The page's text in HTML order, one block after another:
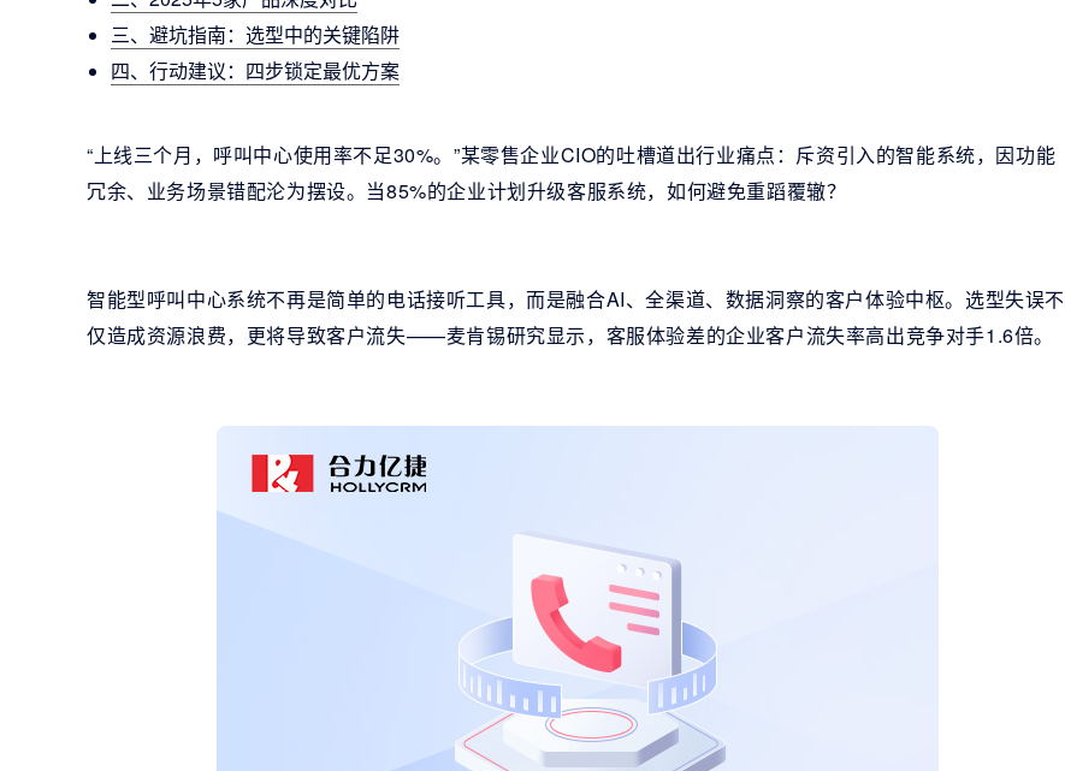
三、避坑指南：选型中的关键陷阱
四、行动建议：四步锁定最优方案
“上线三个月，呼叫中心使用率不足30%。”某零售企业CIO的吐槽道出行业痛点：斥资引入的智能系统，因功能
冗余、业务场景错配沦为摆设。当85%的企业计划升级客服系统，如何避免重蹈覆辙？
智能型呼叫中心系统不再是简单的电话接听工具，而是融合AI、全渠道、数据洞察的客户体验中枢。选型失误不
仅造成资源浪费，更将导致客户流失——麦肯锡研究显示，客服体验差的企业客户流失率高出竞争对手1.6倍。